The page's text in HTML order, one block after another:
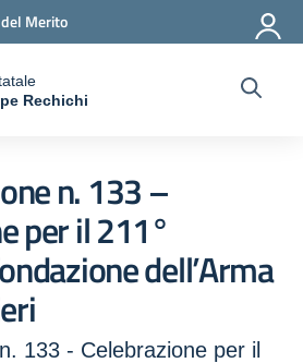
Merito
Rechichi
n. 133 –
per il 211°
dell’Arma
133 - Celebrazione per il